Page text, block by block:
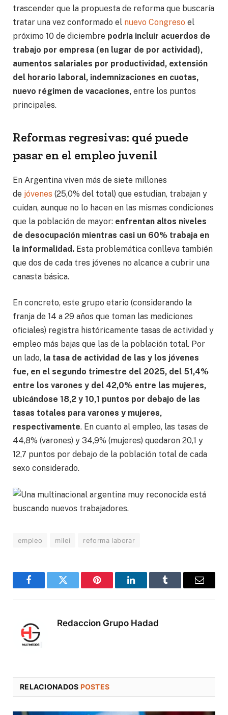
trascender que la propuesta de reforma que buscaría
tratar una vez conformado el nuevo Congreso el
próximo 10 de diciembre podría incluir acuerdos de
trabajo por empresa (en lugar de por actividad),
aumentos salariales por productividad, extensión
del horario laboral, indemnizaciones en cuotas,
nuevo régimen de vacaciones, entre los puntos
principales.
Reformas regresivas: qué puede
pasar en el empleo juvenil
En Argentina viven más de siete millones
de jóvenes (25,0% del total) que estudian, trabajan y
cuidan, aunque no lo hacen en las mismas condiciones
que la población de mayor: enfrentan altos niveles
de desocupación mientras casi un 60% trabaja en
la informalidad. Esta problemática conlleva también
que dos de cada tres jóvenes no alcance a cubrir una
canasta básica.
En concreto, este grupo etario (considerando la
franja de 14 a 29 años que toman las mediciones
oficiales) registra históricamente tasas de actividad y
empleo más bajas que las de la población total. Por
un lado, la tasa de actividad de las y los jóvenes
fue, en el segundo trimestre del 2025, del 51,4%
entre los varones y del 42,0% entre las mujeres,
ubicándose 18,2 y 10,1 puntos por debajo de las
tasas totales para varones y mujeres,
respectivamente. En cuanto al empleo, las tasas de
44,8% (varones) y 34,9% (mujeres) quedaron 20,1 y
12,7 puntos por debajo de la población total de cada
sexo considerado.
empleo milei reforma laborar
FacebookTwitter Pinterest LinkedInTumblr
Correo
Redaccion Grupo Hadad
RELACIONADOS POSTES